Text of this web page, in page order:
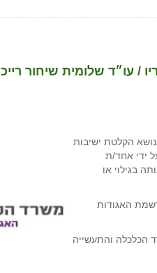
/ עו״ד שלומית שיחור
הקלטת ישיבות
ידי אחד/ת
בגילוי או
האגודות
הכלכלה והתעשייה